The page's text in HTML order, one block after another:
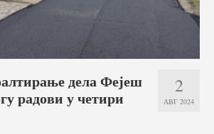
2
АВГ 2024
дела Фејеш
радови у четири